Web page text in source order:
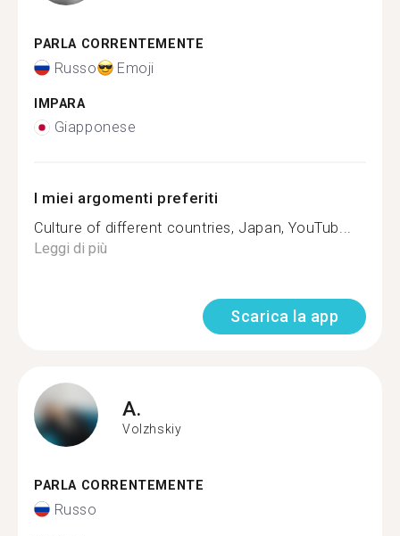
PARLA CORRENTEMENTE
Russo Emoji
IMPARA
Giapponese
I miei argomenti preferiti
Culture of different countries, Japan, YouTub...
Leggi di più
Scarica la app
A.
Volzhskiy
PARLA CORRENTEMENTE
Russo